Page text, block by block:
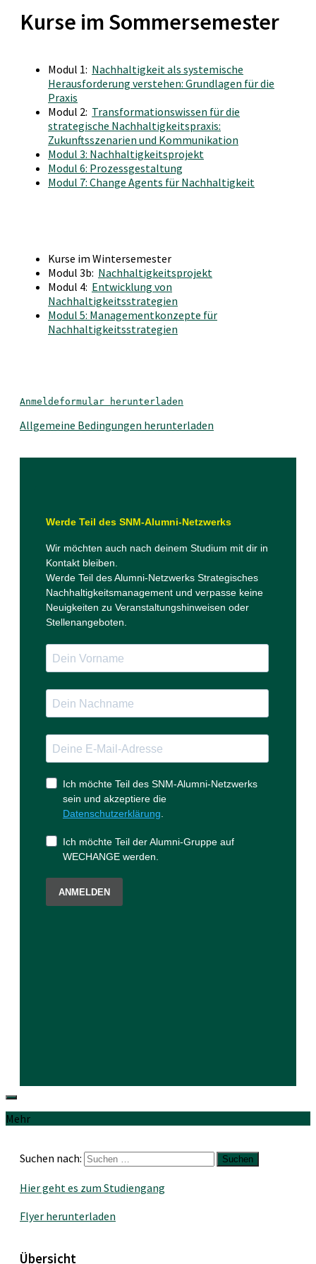
Kurse im Sommersemester
Modul 1: Nachhaltigkeit als systemische
Herausforderung verstehen: Grundlagen für die
Praxis
Modul 2: Transformationswissen für die
strategische Nachhaltigkeitspraxis:
Zukunftsszenarien und Kommunikation
Modul 3: Nachhaltigkeitsprojekt
Modul 6: Prozessgestaltung
Modul 7: Change Agents für Nachhaltigkeit
Kurse im Wintersemester
Modul 3b: Nachhaltigkeitsprojekt
Modul 4: Entwicklung von
Nachhaltigkeitsstrategien
Modul 5: Managementkonzepte für
Nachhaltigkeitsstrategien
Anmeldeformular herunterladen
Allgemeine Bedingungen herunterladen
Mehr
Suchen nach:
Hier geht es zum Studiengang
Flyer herunterladen
Übersicht